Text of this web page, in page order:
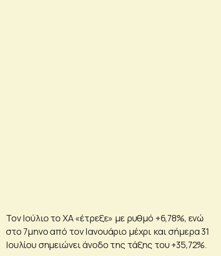
Τον Ιούλιο το ΧΑ «έτρεξε» με ρυθμό +6,78%, ενώ
στο 7μηνο από τον Ιανουάριο μέχρι και σήμερα 31
Ιουλίου σημειώνει άνοδο της τάξης του +35,72%.